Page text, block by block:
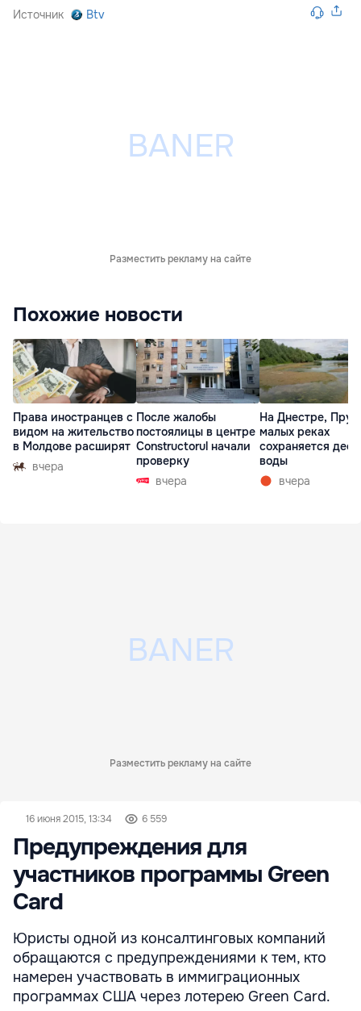
Источник Btv
Разместить рекламу на сайте
Похожие новости
Права иностранцев с
видом на жительство
в Молдове расширят
вчера
После жалобы
постоялицы в центре
Constructorul начали
проверку
вчера
На Днестре,
малых реках
сохраняется
воды
вчера
Разместить рекламу на сайте
16 июня 2015, 13:34 6 559
Предупреждения для
участников программы Green
Card
Юристы одной из консалтинговых компаний
обращаются с предупреждениями к тем, кто
намерен участвовать в иммиграционных
программах США через лотерею Green Card.